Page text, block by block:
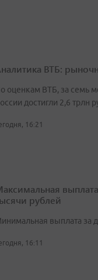
ВТБ:
оценкам ВТБ, за семь
достигли 2,6 трлн
16:21
рублей
выплата за
16:11